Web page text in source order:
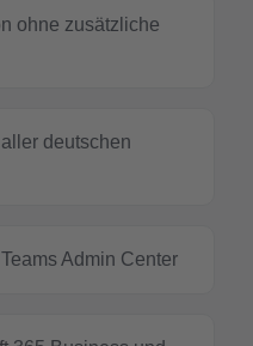
ohne zusätzliche
deutschen
Admin Center